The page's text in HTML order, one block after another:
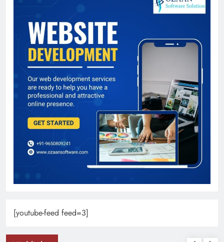
[youtube-feed feed=3]